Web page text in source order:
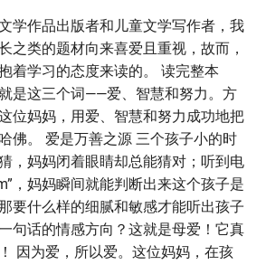
学作品出版者和儿童文学写作者，我
之类的题材向来喜爱且重视，故而，
着学习的态度来读的。 读完整本
是这三个词——爱、智慧和努力。方
位妈妈，用爱、智慧和努力成功地把
佛。 爱是万善之源 三个孩子小的时
，妈妈闭着眼睛却总能猜对；听到电
，妈妈瞬间就能判断出来这个孩子是
要什么样的细腻和敏感才能听出孩子
句话的情感方向？这就是母爱！它真
因为爱，所以爱。这位妈妈，在孩